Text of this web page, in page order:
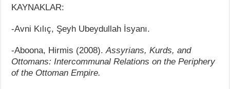
KAYNAKLAR:
-Avni Kılıç, Şeyh Ubeydullah İsyanı.
-Aboona, Hirmis (2008).Assyrians, Kurds, and
Ottomans: Intercommunal Relations on the Periphery
of the Ottoman Empire.